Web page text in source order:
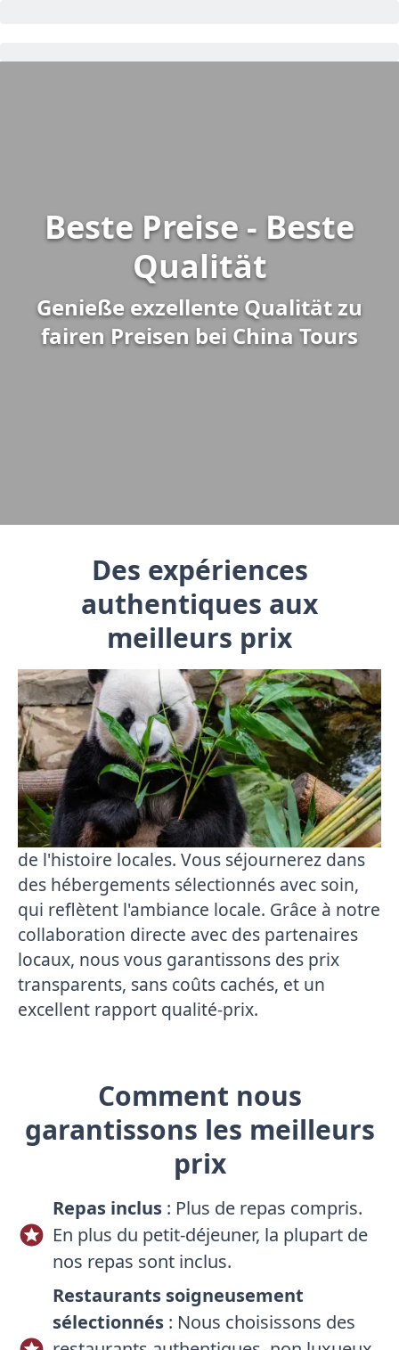
Beste Preise - Beste
Qualität
Genieße exzellente Qualität zu
fairen Preisen bei China Tours
Des expériences
authentiques aux
meilleurs prix
Chinaventura – Votre expert en voyages
en Chine à des prix justes.
Vivez la Chine de manière authentique – nos
guides passionnés vous emmènent avec
expertise vers des lieux uniques et vous
offrent des aperçus profonds de la culture et
de l'histoire locales. Vous séjournerez dans
des hébergements sélectionnés avec soin,
qui reflètent l'ambiance locale. Grâce à notre
collaboration directe avec des partenaires
locaux, nous vous garantissons des prix
transparents, sans coûts cachés, et un
excellent rapport qualité-prix.
Comment nous
garantissons les meilleurs
prix
Repas inclus: Plus de repas compris.
En plus du petit-déjeuner, la plupart de
nos repas sont inclus.
Restaurants soigneusement
sélectionnés: Nous choisissons des